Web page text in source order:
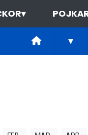
▾
▾